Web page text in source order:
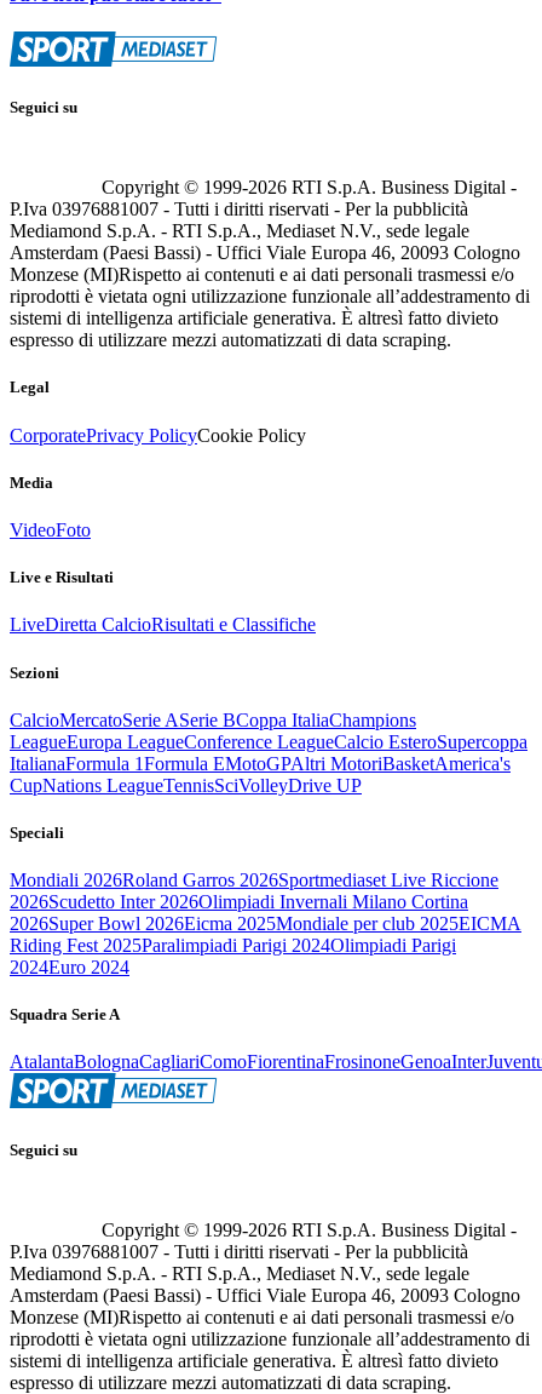
Seguici su
Copyright © 1999-2026 RTI S.p.A. Business Digital -
P.Iva 03976881007 - Tutti i diritti riservati - Per la pubblicità
Mediamond S.p.A. - RTI S.p.A., Mediaset N.V., sede legale
Amsterdam (Paesi Bassi) - Uffici Viale Europa 46, 20093 Cologno
Monzese (MI)Rispetto ai contenuti e ai dati personali trasmessi e/o
riprodotti è vietata ogni utilizzazione funzionale all’addestramento di
sistemi di intelligenza artificiale generativa. È altresì fatto divieto
espresso di utilizzare mezzi automatizzati di data scraping.
Legal
CorporatePrivacy PolicyCookie Policy
Media
VideoFoto
Live e Risultati
LiveDiretta CalcioRisultati e Classifiche
Sezioni
CalcioMercatoSerie ASerie BCoppa ItaliaChampions
LeagueEuropa LeagueConference LeagueCalcio EsteroSupercoppa
ItalianaFormula 1Formula EMotoGPAltri MotoriBasketAmerica's
CupNations LeagueTennisSciVolleyDrive UP
Speciali
Mondiali 2026Roland Garros 2026Sportmediaset Live Riccione
2026Scudetto Inter 2026Olimpiadi Invernali Milano Cortina
2026Super Bowl 2026Eicma 2025Mondiale per club 2025EICMA
Riding Fest 2025Paralimpiadi Parigi 2024Olimpiadi Parigi
2024Euro 2024
Squadra Serie A
AtalantaBolognaCagliariComoFiorentinaFrosinoneGenoaInter
Seguici su
Copyright © 1999-2026 RTI S.p.A. Business Digital -
P.Iva 03976881007 - Tutti i diritti riservati - Per la pubblicità
Mediamond S.p.A. - RTI S.p.A., Mediaset N.V., sede legale
Amsterdam (Paesi Bassi) - Uffici Viale Europa 46, 20093 Cologno
Monzese (MI)Rispetto ai contenuti e ai dati personali trasmessi e/o
riprodotti è vietata ogni utilizzazione funzionale all’addestramento di
sistemi di intelligenza artificiale generativa. È altresì fatto divieto
espresso di utilizzare mezzi automatizzati di data scraping.